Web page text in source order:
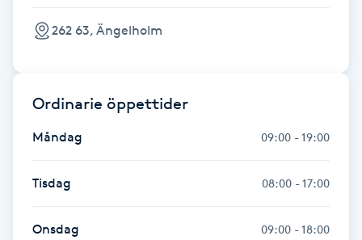
Färgning
Föning
262 63, Ängelholm
Ordinarie öppettider
Måndag 09:00 - 19:00
Tisdag 08:00 - 17:00
Onsdag 09:00 - 18:00